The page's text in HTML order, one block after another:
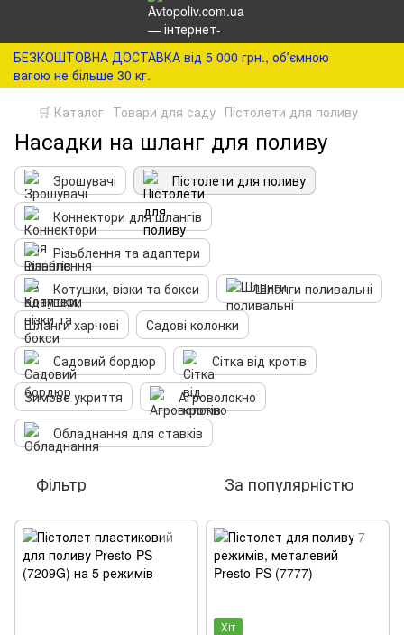
БЕЗКОШТОВНА ДОСТАВКА від 5 000 грн., обʼємною
вагою не більше 30 кг.
🛒 Каталог Товари для саду Пістолети для поливу
Насадки на шланг для поливу
Зрошувачі
Пістолети для поливу
Коннектори для шлангів
Різьблення та адаптери
Котушки, візки та бокси
Шланги поливальні
Шланги харчові
Садові колонки
Садовий бордюр
Сітка від кротів
Зимове укриття
Агроволокно
Обладнання для ставків
Фільтр За популярністю
Хіт